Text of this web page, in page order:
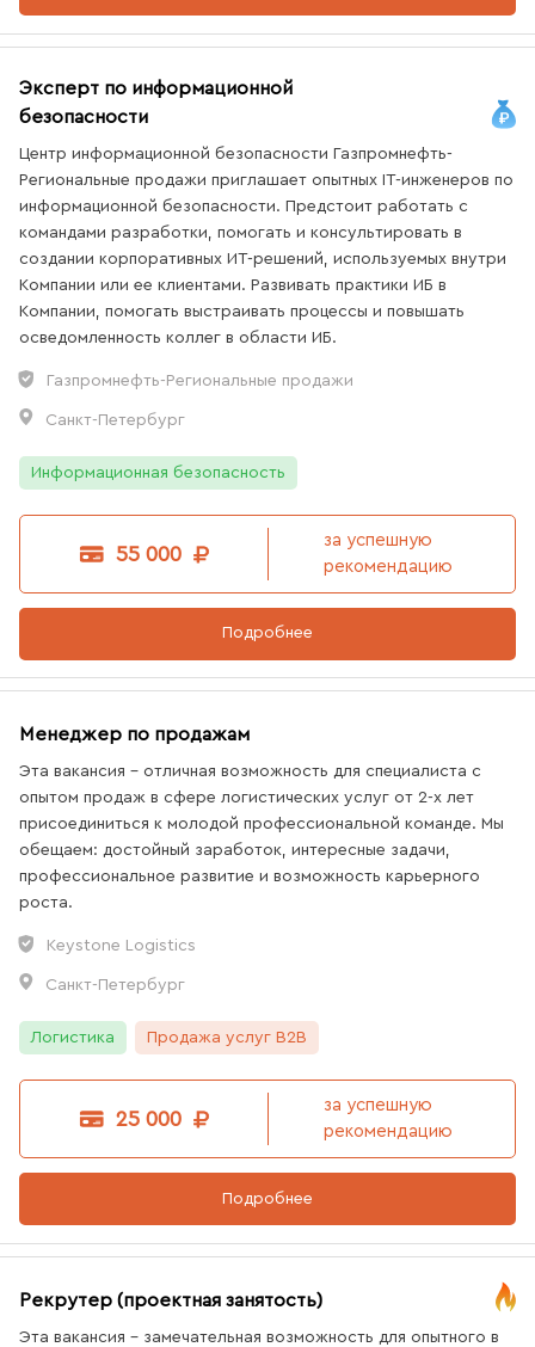
Эксперт по информационной
безопасности
Центр информационной безопасности Газпромнефть-
Региональные продажи приглашает опытных IT-инженеров по
информационной безопасности. Предстоит работать с
командами разработки, помогать и консультировать в
создании корпоративных ИТ-решений, используемых внутри
Компании или ее клиентами. Развивать практики ИБ в
Компании, помогать выстраивать процессы и повышать
осведомленность коллег в области ИБ.
Газпромнефть-Региональные продажи
Санкт-Петербург
Информационная безопасность
55 000
за успешную
рекомендацию
Подробнее
Менеджер по продажам
Эта вакансия - отличная возможность для специалиста с
опытом продаж в сфере логистических услуг от 2-х лет
присоединиться к молодой профессиональной команде. Мы
обещаем: достойный заработок, интересные задачи,
профессиональное развитие и возможность карьерного
роста.
Keystone Logistics
Санкт-Петербург
Логистика Продажа услуг B2B
25 000
за успешную
рекомендацию
Подробнее
Рекрутер (проектная занятость)
Эта вакансия - замечательная возможность для опытного в